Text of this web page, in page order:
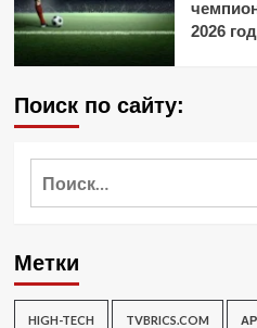
2026
Поиск по сайту:
Метки
HIGH-TECH TVBRICS.COM